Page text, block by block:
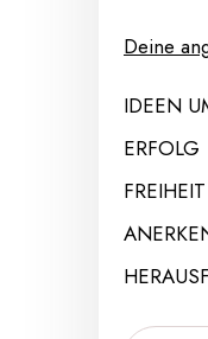
Deine
IDEEN
ERFOLG
FREIHEIT